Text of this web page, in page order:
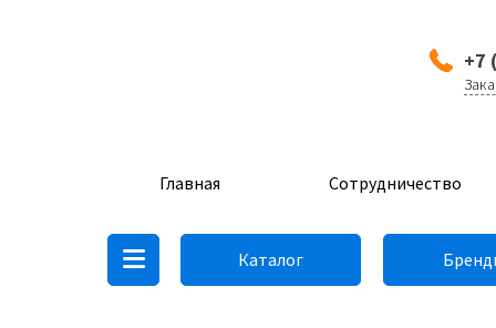
+7
Главная Сотрудничество
Каталог